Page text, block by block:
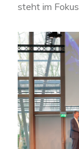
steht im Fokus